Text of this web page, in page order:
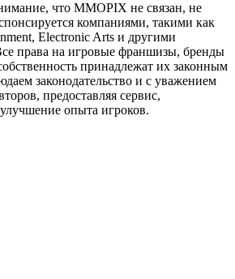
что MMOPIX не связан, не
компаниями, такими как
Electronic Arts и другими
права на игровые франшизы, бренды
принадлежат их законным
законодательство и с уважением
предоставляя сервис,
опыта игроков.